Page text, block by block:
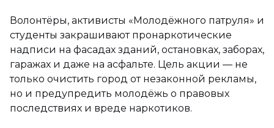
Волонтёры, активисты «Молодёжного патруля» и
студенты закрашивают пронаркотические
надписи на фасадах зданий, остановках, заборах,
гаражах и даже на асфальте. Цель акции — не
только очистить город от незаконной рекламы,
но и предупредить молодёжь о правовых
последствиях и вреде наркотиков.